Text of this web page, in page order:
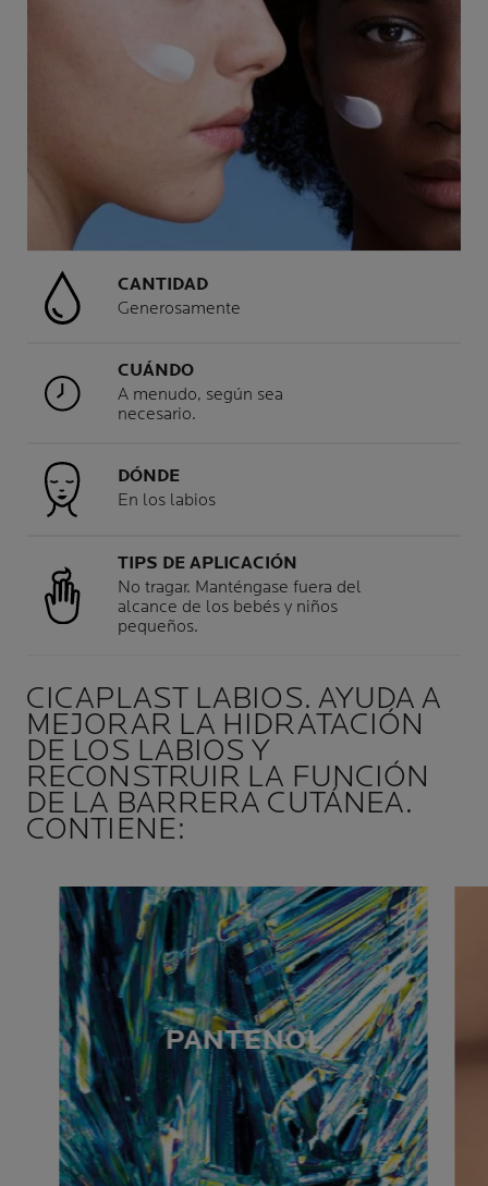
CANTIDAD
Generosamente
CUÁNDO
A menudo, según sea
necesario.
DÓNDE
En los labios
TIPS DE APLICACIÓN
No tragar. Manténgase fuera del
alcance de los bebés y niños
pequeños.
CICAPLAST LABIOS. AYUDA A
MEJORAR LA HIDRATACIÓN
DE LOS LABIOS Y
RECONSTRUIR LA FUNCIÓN
DE LA BARRERA CUTÁNEA.
CONTIENE:
PANTENOL